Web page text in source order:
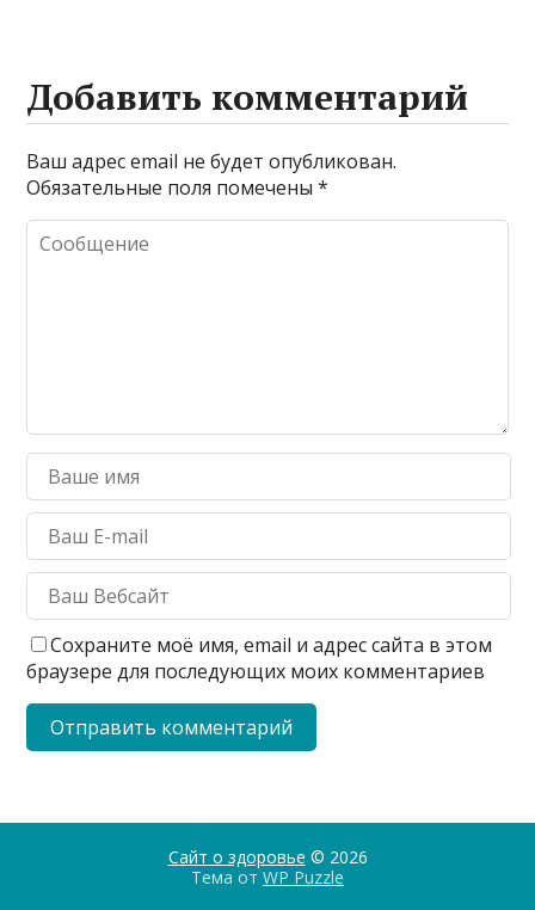
Добавить комментарий
Ваш адрес email не будет опубликован.
Обязательные поля помечены*
Сохраните моё имя, email и адрес сайта в этом
браузере для последующих моих комментариев
Сайт о здоровье © 2026
Тема от WP Puzzle